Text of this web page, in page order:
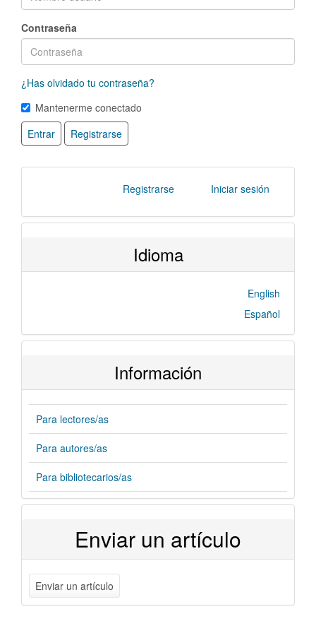
Contraseña
¿Has olvidado tu contraseña?
Mantenerme conectado
Entrar
Registrarse
Registrarse Iniciar sesión
Idioma
English
Español
Información
Para lectores/as
Para autores/as
Para bibliotecarios/as
Enviar un artículo
Enviar un artículo